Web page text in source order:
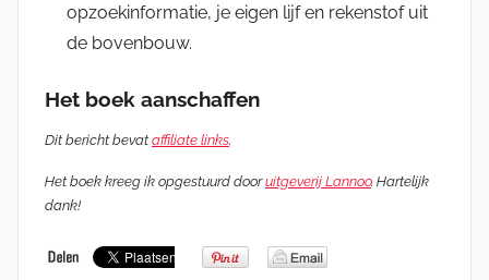
opzoekinformatie, je eigen lijf en rekenstof uit
de bovenbouw.
Het boek aanschaffen
Dit bericht bevat affiliate links.
Het boek kreeg ik opgestuurd dooruitgeverij Lannoo. Hartelijk
dank!